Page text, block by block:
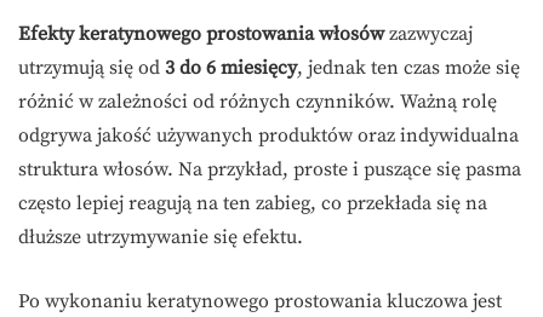
Efekty keratynowego prostowania włosówzazwyczaj
utrzymują się od 3 do 6 miesięcy, jednak ten czas może się
różnić w zależności od różnych czynników. Ważną rolę
odgrywa jakość używanych produktów oraz indywidualna
struktura włosów. Na przykład, proste i puszące się pasma
często lepiej reagują na ten zabieg, co przekłada się na
dłuższe utrzymywanie się efektu.
Po wykonaniu keratynowego prostowania kluczowa jest